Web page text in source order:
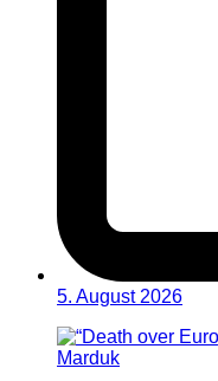
5. August 2026